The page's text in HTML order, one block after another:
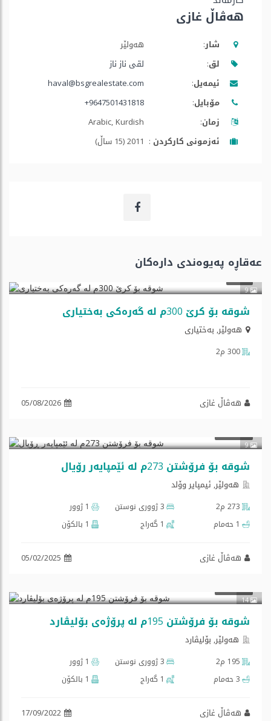
هەڤاڵ غازی
شار:
هه‌ولێر
لق:
لقی ناز ناز
ئیمه‌یل:
haval@bsgrealestate.com
مۆبایل:
+9647501431818
زمان:
Arabic, Kurdish
ئه‌زمونی كاركردن : 2011 (15 ساڵ)
عەقاڕە پەیوەندی دارەكان
9
شوقە بۆ کرێ 300م لە گەرەکی بەختیاری
هه‌ولێر, به‌ختيارى
300 م2
هەڤاڵ غازی 05/08/2026
9
شوقە بۆ فرۆشتن 273م لە ئێمپایەر ڕۆیال
هه‌ولێر, ئیمپایر وۆلد
273 م2 3 ژووری نوستن
1 ژوور
1 حەمام
1 گه‌راج 1 بالكۆن
هەڤاڵ غازی 05/02/2025
14
شوقە بۆ فرۆشتن 195م لە پرۆژەی بۆلیڤارد
هه‌ولێر, بۆلیڤارد
195 م2 3 ژووری نوستن
1 ژوور
3 حەمام
1 گه‌راج 1 بالكۆن
هەڤاڵ غازی 17/09/2022